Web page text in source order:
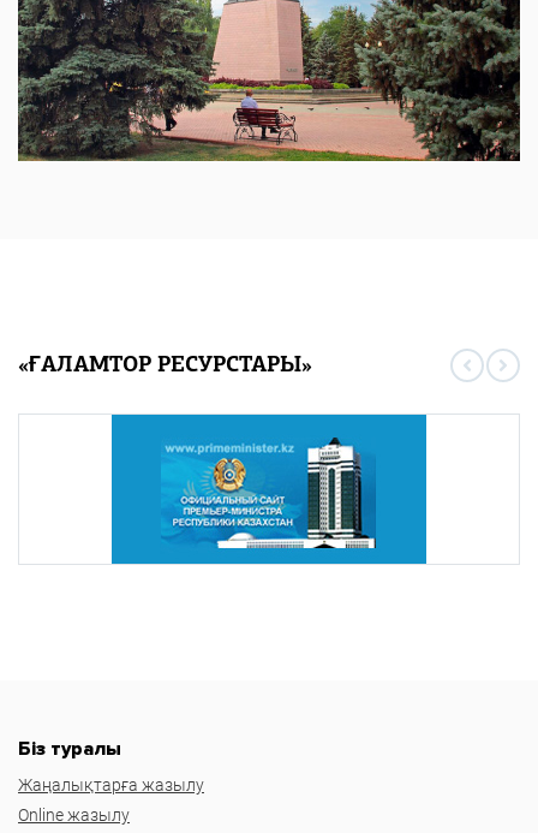
«ҒАЛАМТОР РЕСУРСТАРЫ»
Біз туралы
Жаңалықтарға жазылу
Online жазылу